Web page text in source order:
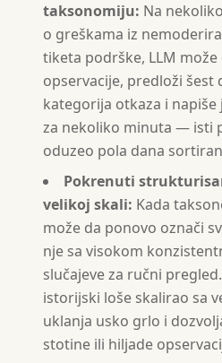
taksonomiju: Na
o greškama iz
tiketa podrške, LLM
opservacije, predloži
kategorija otkaza i
za nekoliko minuta — isti
oduzeo pola dana
Pokrenuti
velikoj skali: Kada
može da ponovo označi
nje sa visokom
slučajeve za ručni
istorijski loše skalirao sa
uklanja usko grlo i
stotine ili hiljade